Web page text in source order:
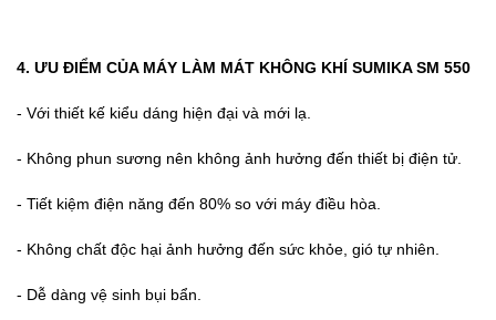
4. ƯU ĐIỂM CỦA MÁY LÀM MÁT KHÔNG KHÍ SUMIKA SM 550
- Với thiết kế kiểu dáng hiện đại và mới lạ.
- Không phun sương nên không ảnh hưởng đến thiết bị điện tử.
- Tiết kiệm điện năng đến 80% so với máy điều hòa.
- Không chất độc hại ảnh hưởng đến sức khỏe, gió tự nhiên.
- Dễ dàng vệ sinh bụi bẩn.